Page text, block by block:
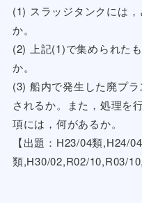
(1) スラッジタンクには
か。
(2) 上記(1)で集められた
か。
(3) 船内で発生した廃プ
されるか。また，処理を
項には，何があるか。
【出題：H23/04類,H24/
類,H30/02,R02/10,R03/